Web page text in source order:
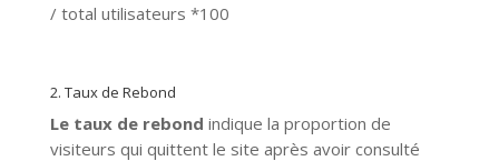
/ total utilisateurs *100
2. Taux de Rebond
Le taux de rebond indique la proportion de
visiteurs qui quittent le site après avoir consulté